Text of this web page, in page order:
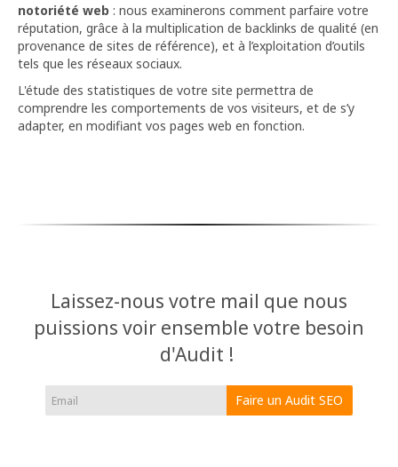
notoriété web : nous examinerons comment parfaire votre
réputation, grâce à la multiplication de backlinks de qualité (en
provenance de sites de référence), et à l’exploitation d’outils
tels que les réseaux sociaux.
L'étude des statistiques de votre site permettra de
comprendre les comportements de vos visiteurs, et de s’y
adapter, en modifiant vos pages web en fonction.
Laissez-nous votre mail que nous
puissions voir ensemble votre besoin
d'Audit !
Faire un Audit SEO